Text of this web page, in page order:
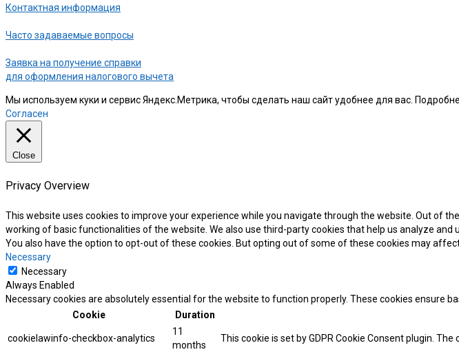
Контактная информация
Часто задаваемые вопросы
Заявка на получение справки
для оформления налогового вычета
Мы используем куки и сервис Яндекс.Метрика, чтобы сделать наш сайт удобнее для вас.
Согласен
Close
Privacy Overview
This website uses cookies to improve your experience while you navigate through the website. Out of
working of basic functionalities of the website. We also use third-party cookies that help us analyze
You also have the option to opt-out of these cookies. But opting out of some of these cookies may
Necessary
Necessary
Always Enabled
Necessary cookies are absolutely essential for the website to function properly. These cookies ensure
Cookie
Duration
cookielawinfo-checkbox-analytics
11
months
This cookie is set by GDPR Cookie Consent plugin.